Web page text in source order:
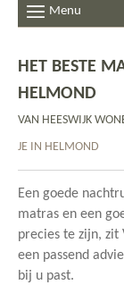
Menu
HET BESTE
HELMOND
VAN HEESWIJK
JE IN HELMOND
Een goede
matras en een
precies te zijn, zit
een passend
bij u past.